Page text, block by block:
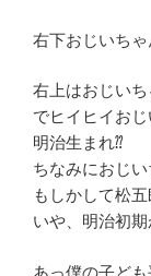
右下おじいちゃ
右上はおじい
でヒイヒイお
明治生まれ⁇
ちなみにおじ
もしかして松
いや、明治初
あっ僕の子ど